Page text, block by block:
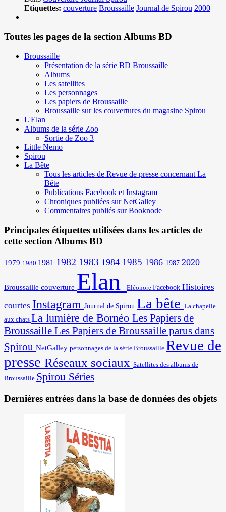
Etiquettes: couverture Broussaille Journal de Spirou 2000
Toutes les pages de la section Albums BD
Broussaille
Présentation de la série BD Broussaille
Albums
Les satellites
Les personnages
Les papiers de Broussaille
Broussaille sur les couvertures du magasine Spirou
L'Elan
Albums de la série Zoo
Sortie de Zoo 3
Little Nemo
Spirou
La Bête
Tous les articles de Revue de presse concernant La
Bête
Publications Facebook et Instagram
Chroniques publiées sur NetGalley
Commentaires publiés sur Booknode
Principales étiquettes utilisées dans les articles de
cette section Albums BD
1979 1980 1981 1982 1983 1984 1985 1986 1987 2020
Broussaille couverture Elan Eléonore Facebook Histoires
courtes Instagram Journal de Spirou La bête La chapelle
aux chats La lumière de Bornéo Les Papiers de
Broussaille Les Papiers de Broussaille parus dans
Spirou NetGalley personnages de la série Broussaille Revue de
presse Réseaux sociaux Satellites des albums de
Broussaille Spirou Séries
Dernières entrées dans la base de données des objets